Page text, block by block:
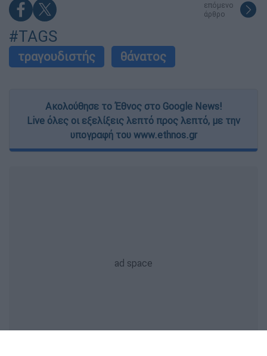
επόμενο
άρθρο
#TAGS
τραγουδιστής θάνατος
Ακολούθησε το Έθνος στο Google News!
Live όλες οι εξελίξεις λεπτό προς λεπτό, με την
υπογραφή του www.ethnos.gr